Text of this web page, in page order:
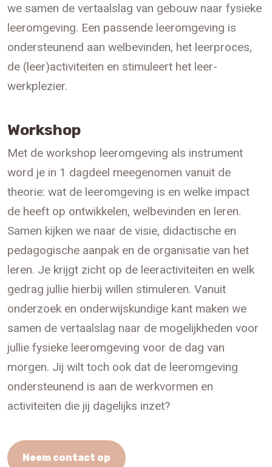
we samen de vertaalslag van gebouw naar fysieke
leeromgeving. Een passende leeromgeving is
ondersteunend aan welbevinden, het leerproces,
de (leer)activiteiten en stimuleert het leer-
werkplezier.
Workshop
Met de workshop leeromgeving als instrument
word je in 1 dagdeel meegenomen vanuit de
theorie: wat de leeromgeving is en welke impact
de heeft op ontwikkelen, welbevinden en leren.
Samen kijken we naar de visie, didactische en
pedagogische aanpak en de organisatie van het
leren. Je krijgt zicht op de leeractiviteiten en welk
gedrag jullie hierbij willen stimuleren. Vanuit
onderzoek en onderwijskundige kant maken we
samen de vertaalslag naar de mogelijkheden voor
jullie fysieke leeromgeving voor de dag van
morgen. Jij wilt toch ook dat de leeromgeving
ondersteunend is aan de werkvormen en
activiteiten die jij dagelijks inzet?
Neem contact op